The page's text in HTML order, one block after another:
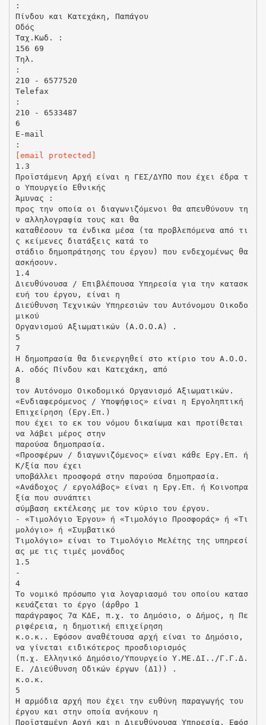
:
Πίνδου και Κατεχάκη, Παπάγου
Οδός
Ταχ.Κωδ. :
156 69
Τηλ.
:
210 - 6577520
Telefax
:
210 - 6533487
6
E-mail
[email protected]